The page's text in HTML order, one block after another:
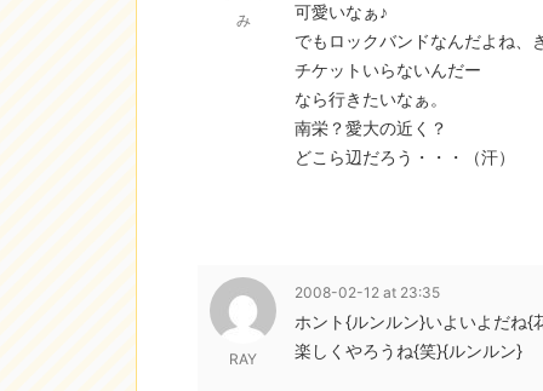
み
可愛いなぁ♪
でもロックバンドなんだよね、
チケットいらないんだー
なら行きたいなぁ。
南栄？愛大の近く？
どこら辺だろう・・・（汗）
RAY
2008-02-12 at 23:35
ホント{ルンルン}いよいよだね{
楽しくやろうね{笑}{ルンルン}